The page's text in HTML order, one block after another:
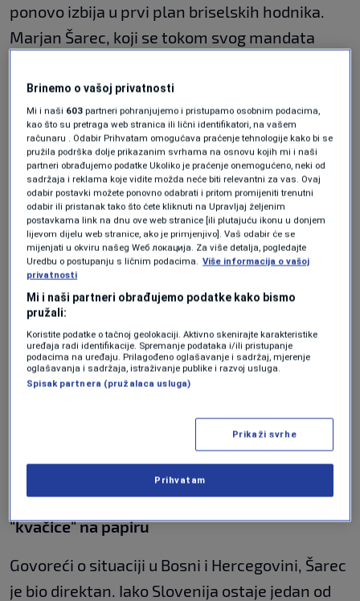
ponovo izbija u prvi plan briselskih hodnika.
Marjan Šarec, koji se tokom svog mandata
intervjuu za N1 ističe da mir na Balkanu nema
alternativu, ali da stabilnost direktno zavisi od
brzine evropskog puta.
Sigurnost ispred administracije
Šarec naglašava da Evropska unija mora
shvatiti da proširenje nije samo
administrativni proces ispunjavanja tehničkih
uslova, već prvenstvenosigurnosno pitanje
cijeli kontinent.
"Zapadni Balkan ne smije postati crna rupa ili
poligon za uticaje trećih strana. Svako
žele stabilnu i demokratsku Evropu,"poručio je
Šarec.
Poruka liderima u BiH: Reforme nisu samo
"kvačice" na papiru
Govoreći o situaciji u Bosni i Hercegovini, Šarec
je bio direktan. Iako Slovenija ostaje jedan od
Brinemo o vašoj privatnosti
Mi i naši 603 partneri pohranjujemo i pristupamo osobnim podacima,
kao što su pretraga web stranica ili lični identifikatori, na vašem
računaru . Odabir Prihvatam omogućava praćenje tehnologije kako bi se
pružila podrška dolje prikazanim svrhama na osnovu kojih mi i naši
partneri obrađujemo podatke Ukoliko je praćenje onemogućeno, neki od
sadržaja i reklama koje vidite možda neće biti relevantni za vas. Ovaj
odabir postavki možete ponovno odabrati i pritom promijeniti trenutni
odabir ili pristanak tako što ćete kliknuti na Upravljaj željenim
postavkama link na dnu ove web stranice [ili plutajuću ikonu u donjem
lijevom dijelu web stranice, ako je primjenjivo]. Vaš odabir će se
mijenjati u okviru našeg Wеб локација. Za više detalja, pogledajte
Uredbu o postupanju s ličnim podacima. Više informacija o vašoj
privatnosti
Mi i naši partneri obrađujemo podatke kako bismo
pružali:
Koristite podatke o tačnoj geolokaciji. Aktivno skenirajte karakteristike
uređaja radi identifikacije. Spremanje podataka i/ili pristupanje
podacima na uređaju. Prilagođeno oglašavanje i sadržaj, mjerenje
oglašavanja i sadržaja, istraživanje publike i razvoj usluga.
Spisak partnera (pružalaca usluga)
Prikaži svrhe
Prihvatam